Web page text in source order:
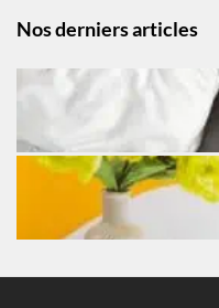
Nos derniers articles